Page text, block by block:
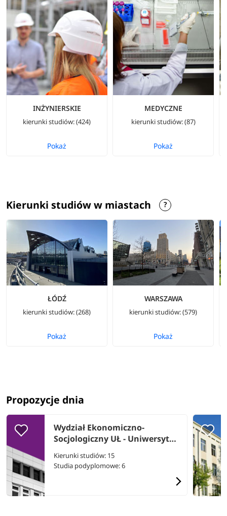
INŻYNIERSKIE
kierunki studiów: (424)
Pokaż
MEDYCZNE
kierunki studiów: (87)
Pokaż
Kierunki studiów w miastach
ŁÓDŹ
kierunki studiów: (268)
Pokaż
WARSZAWA
kierunki studiów: (579)
Pokaż
Propozycje dnia
Wydział Ekonomiczno-
Socjologiczny UŁ - Uniwersytet
Kierunki studiów: 15
Studia podyplomowe: 6